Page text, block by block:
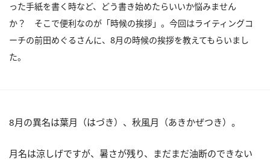
った手紙を書く時など、どう書き始めたらいいか悩みません
か？ そこで便利なのが「時候の挨拶」。今回はライティングコ
ーチの前田めぐるさんに、8月の時候の挨拶を教えてもらいまし
た。
8月の異名は葉月（はづき）、秋風月（あきかぜつき）。
月名は涼しげですが、暑さが残り、まだまだ油断のできない